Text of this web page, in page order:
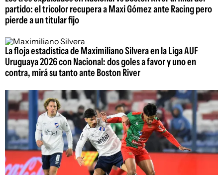
partido: el tricolor recupera a Maxi Gómez ante Racing pero
pierde a un titular fijo
La floja estadística de Maximiliano Silvera en la Liga AUF
Uruguaya 2026 con Nacional: dos goles a favor y uno en
contra, mirá su tanto ante Boston River